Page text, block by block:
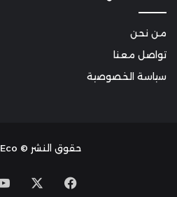
من نحن
تواصل معنا
سياسة الخصوصية
حقوق النشر © Oriental Eco
Facebook